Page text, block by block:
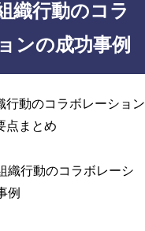
織行動のコラ
ンの成功事例